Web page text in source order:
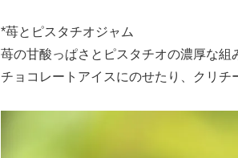
*苺とピスタチオジャム
苺の甘酸っぱさとピスタチオの濃厚な組
チョコレートアイスにのせたり、クリ